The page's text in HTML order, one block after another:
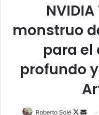
monstruo
para el
profundo
Roberto Solé
F